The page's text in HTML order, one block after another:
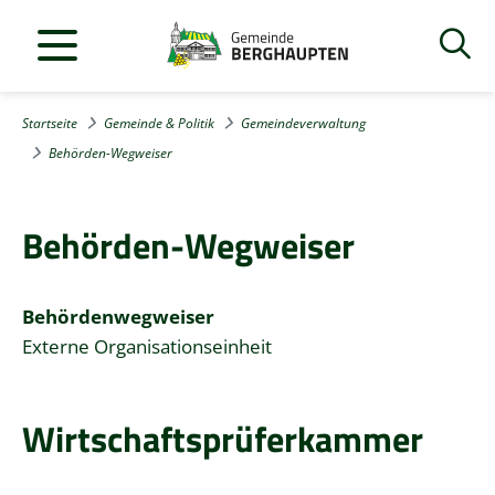
Startseite Gemeinde & Politik
Gemeindeverwaltung
Behörden-Wegweiser
Behörden-Wegweiser
Behördenwegweiser
Externe Organisationseinheit
Wirtschaftsprüferkammer